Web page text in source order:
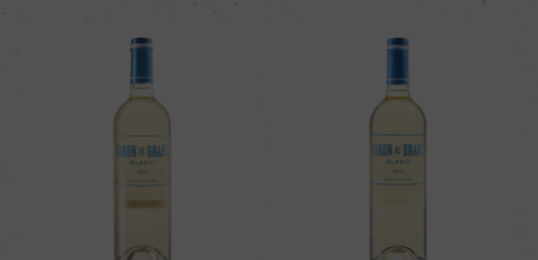
品質分類・原産地呼称
ランブルスコ・ディ・ソルバーラD.O.C.